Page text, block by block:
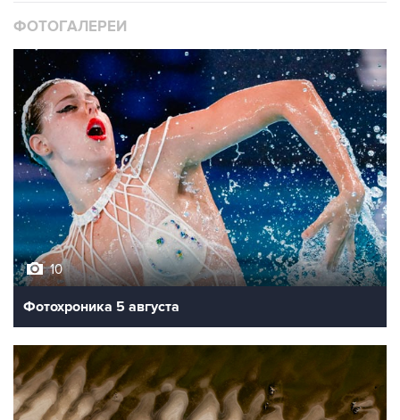
ФОТОГАЛЕРЕИ
10
Фотохроника 5 августа